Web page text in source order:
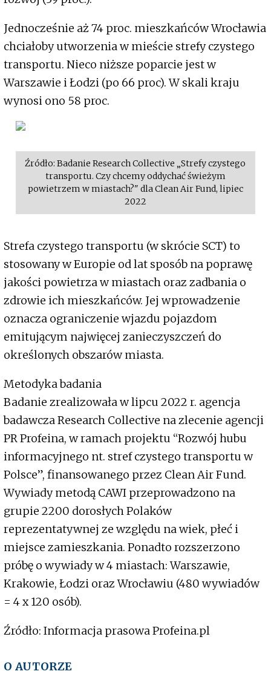
Jednocześnie aż 74 proc. mieszkańców Wrocławia
chciałoby utworzenia w mieście strefy czystego
transportu. Nieco niższe poparcie jest w
Warszawie i Łodzi (po 66 proc). W skali kraju
wynosi ono 58 proc.
Źródło: Badanie Research Collective „Strefy czystego
transportu. Czy chcemy oddychać świeżym
powietrzem w miastach?" dla Clean Air Fund, lipiec
2022
Strefa czystego transportu (w skrócie SCT) to
stosowany w Europie od lat sposób na poprawę
jakości powietrza w miastach oraz zadbania o
zdrowie ich mieszkańców. Jej wprowadzenie
oznacza ograniczenie wjazdu pojazdom
emitującym najwięcej zanieczyszczeń do
określonych obszarów miasta.
Metodyka badania
Badanie zrealizowała w lipcu 2022 r. agencja
badawcza Research Collective na zlecenie agencji
PR Profeina, w ramach projektu “Rozwój hubu
informacyjnego nt. stref czystego transportu w
Polsce”, finansowanego przez Clean Air Fund.
Wywiady metodą CAWI przeprowadzono na
grupie 2200 dorosłych Polaków
reprezentatywnej ze względu na wiek, płeć i
miejsce zamieszkania. Ponadto rozszerzono
próbę o wywiady w 4 miastach: Warszawie,
Krakowie, Łodzi oraz Wrocławiu (480 wywiadów
= 4 x 120 osób).
Źródło: Informacja prasowa Profeina.pl
O AUTORZE